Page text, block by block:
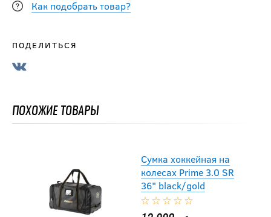
Как подобрать товар?
ПОДЕЛИТЬСЯ
ПОХОЖИЕ ТОВАРЫ
Сумка хоккейная на
колесах Prime 3.0 SR
36" black/gold